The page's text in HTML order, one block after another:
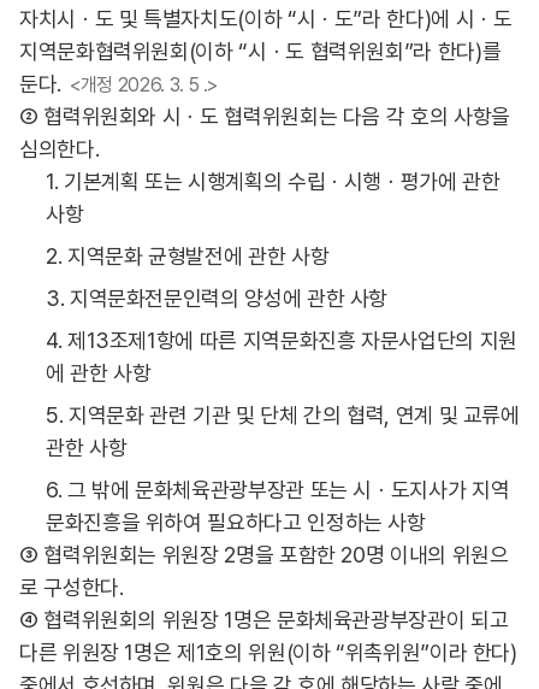
자치시ㆍ도 및 특별자치도(이하 “시ㆍ도”라 한다)에 시ㆍ도
지역문화협력위원회(이하 “시ㆍ도 협력위원회”라 한다)를
둔다. <개정 2026. 3. 5 .>
② 협력위원회와 시ㆍ도 협력위원회는 다음 각 호의 사항을
심의한다.
1. 기본계획 또는 시행계획의 수립ㆍ시행ㆍ평가에 관한
사항
2. 지역문화 균형발전에 관한 사항
3. 지역문화전문인력의 양성에 관한 사항
4. 제13조제1항에 따른 지역문화진흥 자문사업단의 지원
에 관한 사항
5. 지역문화 관련 기관 및 단체 간의 협력, 연계 및 교류에
관한 사항
6. 그 밖에 문화체육관광부장관 또는 시ㆍ도지사가 지역
문화진흥을 위하여 필요하다고 인정하는 사항
③ 협력위원회는 위원장 2명을 포함한 20명 이내의 위원으
로 구성한다.
④ 협력위원회의 위원장 1명은 문화체육관광부장관이 되고
다른 위원장 1명은 제1호의 위원(이하 “위촉위원”이라 한다)